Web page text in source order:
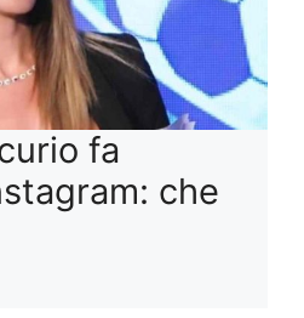
fa
che